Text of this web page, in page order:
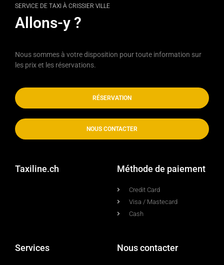
SERVICE DE TAXI À CRISSIER VILLE
Allons-y ?
Nous sommes à votre disposition pour toute information sur
les prix et les réservations.
RÉSERVATION
NOUS CONTACTER
Taxiline.ch Méthode de paiement
Credit Card
Visa / Mastecard
Cash
Services Nous contacter